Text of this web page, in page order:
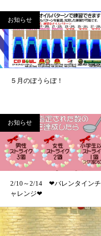
お知らせ
５月のぼうらぼ！
お知らせ
2/10～2/14 ❤バレンタインチ
ャレンジ❤